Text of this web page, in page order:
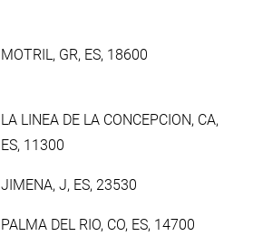
MOTRIL, GR, ES, 18600
LA LINEA DE LA CONCEPCION, CA,
ES, 11300
JIMENA, J, ES, 23530
PALMA DEL RIO, CO, ES, 14700